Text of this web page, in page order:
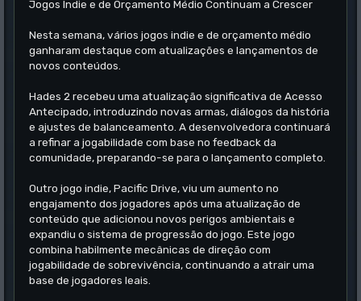
Jogos Indie e de Orçamento Médio Continuam a Crescer
Nesta semana, vários jogos indie e de orçamento médio
ganharam destaque com atualizações e lançamentos de
novos conteúdos.
Hades 2 recebeu uma atualização significativa de Acesso
Antecipado, introduzindo novas armas, diálogos da história
e ajustes de balanceamento. A desenvolvedora continuará
a refinar a jogabilidade com base no feedback da
comunidade, preparando-se para o lançamento completo.
Outro jogo indie, Pacific Drive, viu um aumento no
engajamento dos jogadores após uma atualização de
conteúdo que adicionou novos perigos ambientais e
expandiu o sistema de progressão do jogo. Este jogo
combina habilmente mecânicas de direção com
jogabilidade de sobrevivência, continuando a atrair uma
base de jogadores leais.